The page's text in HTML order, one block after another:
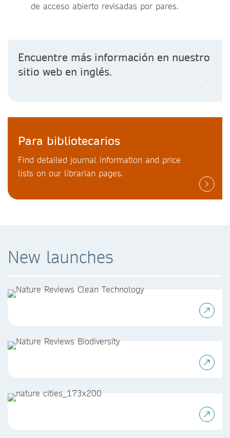
de acceso abierto revisadas por pares.
Encuentre más información en nuestro
sitio web en inglés.
Para bibliotecarios
Find detailed journal information and price
lists on our librarian pages.
New launches